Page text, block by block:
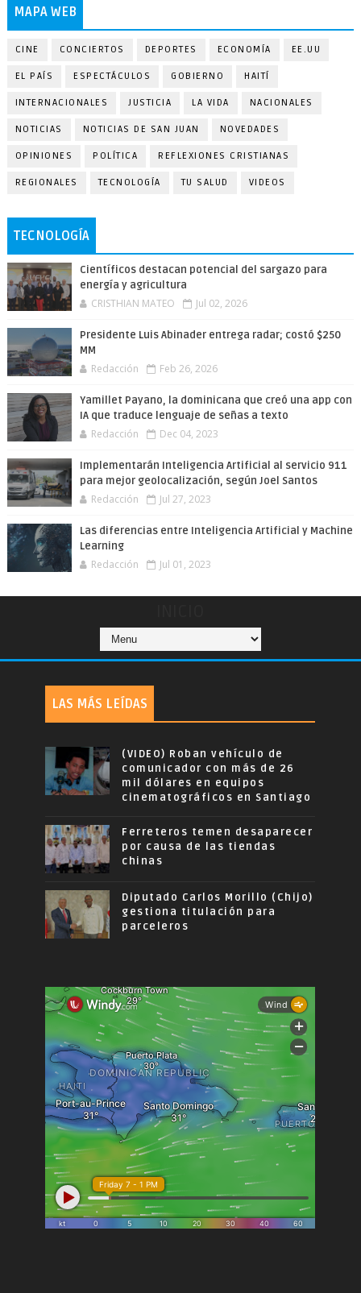
MAPA WEB
CINE CONCIERTOS DEPORTES ECONOMÍA EE.UU
EL PAÍS ESPECTÁCULOS GOBIERNO HAITÍ
INTERNACIONALES JUSTICIA LA VIDA NACIONALES
NOTICIAS NOTICIAS DE SAN JUAN NOVEDADES
OPINIONES POLÍTICA REFLEXIONES CRISTIANAS
REGIONALES TECNOLOGÍA TU SALUD VIDEOS
TECNOLOGÍA
Científicos destacan potencial del sargazo para
energía y agricultura
CRISTHIAN MATEO Jul 02, 2026
Presidente Luis Abinader entrega radar; costó $250
MM
Redacción Feb 26, 2026
Yamillet Payano, la dominicana que creó una app con
IA que traduce lenguaje de señas a texto
Redacción Dec 04, 2023
Implementarán Inteligencia Artificial al servicio 911
para mejor geolocalización, según Joel Santos
Redacción Jul 27, 2023
Las diferencias entre Inteligencia Artificial y Machine
Learning
Redacción Jul 01, 2023
LAS MÁS LEÍDAS
(VIDEO) Roban vehículo de
comunicador con más de 26
mil dólares en equipos
cinematográficos en Santiago
Ferreteros temen desaparecer
por causa de las tiendas
chinas
Diputado Carlos Morillo (Chijo)
gestiona titulación para
parceleros